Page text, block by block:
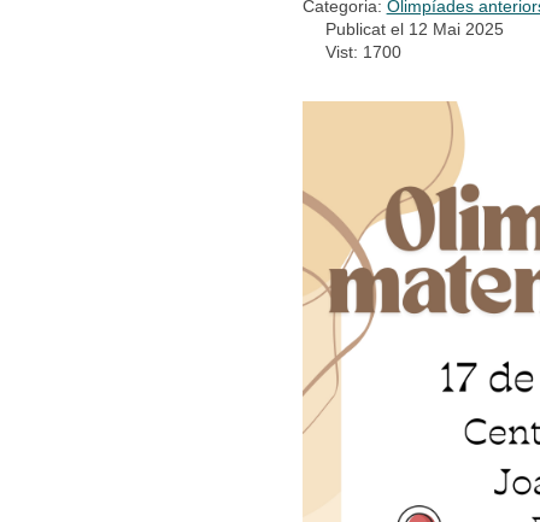
Categoria: Olimpíades
Publicat el 12 Mai 2025
Vist: 1700